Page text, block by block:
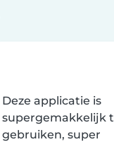
Deze applicatie is
supergemakkelijk
gebruiken, super